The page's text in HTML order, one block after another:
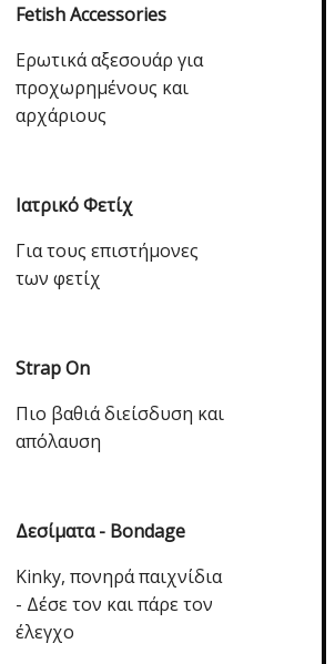
Fetish Accessories
Ερωτικά αξεσουάρ για
προχωρημένους και
αρχάριους
Ιατρικό Φετίχ
Για τους επιστήμονες
των φετίχ
Strap On
Πιο βαθιά διείσδυση και
απόλαυση
Δεσίματα - Bondage
Kinky, πονηρά παιχνίδια
- Δέσε τον και πάρε τον
έλεγχο